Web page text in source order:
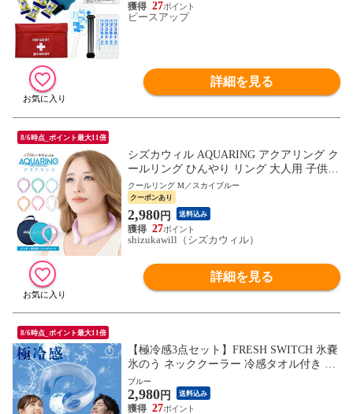
27
ピースアップ
詳細を見る
8/6時点_ポイント最大11倍
シズカウィル AQUARING アクアリング ク
ールリング ひんやり リング 大人用 子供用
冷感グッズ アイス リング 暑さ対策 グッズ
熱中症対策グッズ 保冷剤 保冷バッグ M ス
カイブルー 保冷剤＋バッグ 1個入り
クールリング M／スカイブルー
クーポンあり
2,980円 送料込み
27
shizukawill（シズカウィル）
詳細を見る
8/6時点_ポイント最大11倍
【極冷感3点セット】FRESH SWITCH 氷嚢
氷のう ネッククーラー 冷感タオル付き 保
冷袋付き アイスクールリング アイスネッ
クリング 大人 子ども 冷感 ひんやり 冷却
ネッククールリング 熱中症 暑さ対策 冷感
ブルー
2,980円 送料込み
27